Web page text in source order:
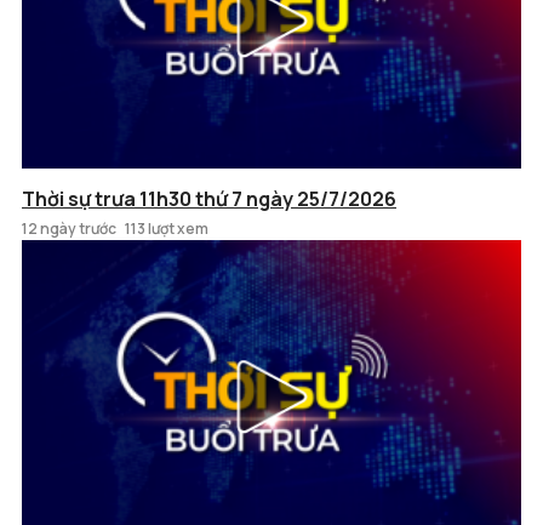
Thời sự trưa 11h30 thứ 7 ngày 25/7/2026
12 ngày trước 113 lượt xem